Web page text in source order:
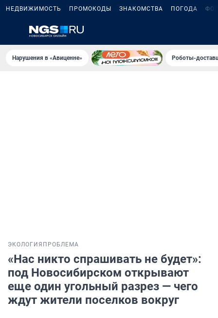
НЕДВИЖИМОСТЬ ПРОМОКОДЫ ЗНАКОМСТВА ПОГОДА
Нарушения в «Авиценне» Роботы-
ЭКОЛОГИЯ ПРОБЛЕМА
«Нас никто спрашивать не будет»:
под Новосибирском открывают
еще один угольный разрез — чего
ждут жители поселков вокруг